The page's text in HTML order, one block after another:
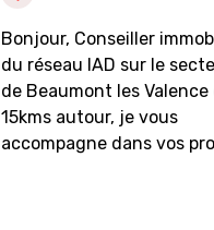
Bonjour, Conseiller immobilier
du réseau IAD sur le
de Beaumont les Valence
15kms autour, je vous
accompagne dans vos